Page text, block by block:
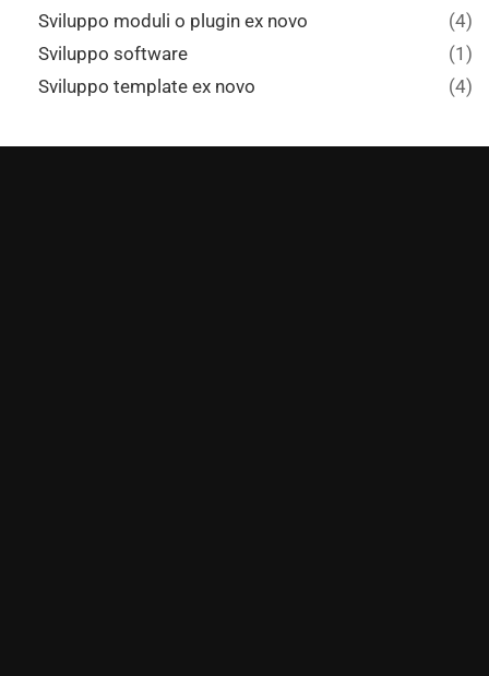
Sviluppo moduli o plugin ex novo
(4)
Sviluppo software
(1)
Sviluppo template ex novo
(4)